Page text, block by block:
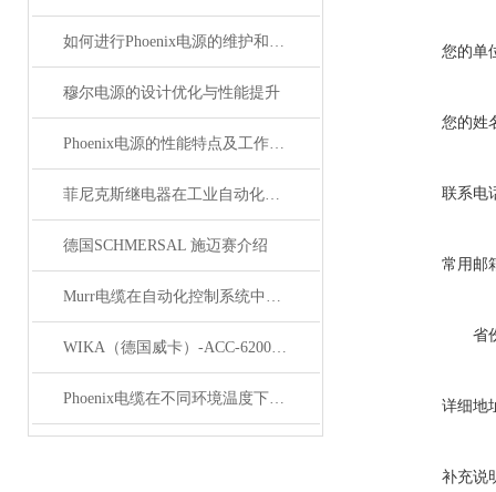
如何进行Phoenix电源的维护和保养？
穆尔电源的设计优化与性能提升
Phoenix电源的性能特点及工作温度分析
菲尼克斯继电器在工业自动化中的作用
德国SCHMERSAL 施迈赛介绍
Murr电缆在自动化控制系统中的应用
WIKA（德国威卡）-ACC-6200系列压力变送器简介
Phoenix电缆在不同环境温度下的性能表现如何？
您的单
您的姓
联系电
常用邮
省
详细地
补充说